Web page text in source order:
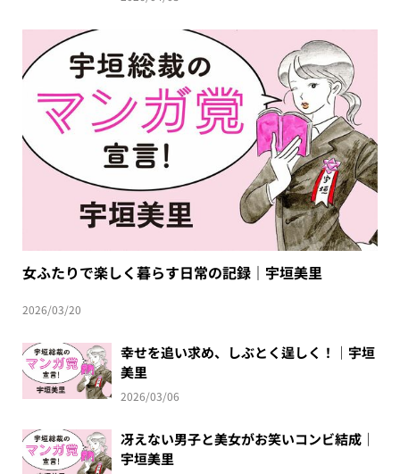
女ふたりで楽しく暮らす日常の記録｜宇垣美里
2026/03/20
幸せを追い求め、しぶとく逞しく！｜宇垣
美里
2026/03/06
冴えない男子と美女がお笑いコンビ結成｜
宇垣美里